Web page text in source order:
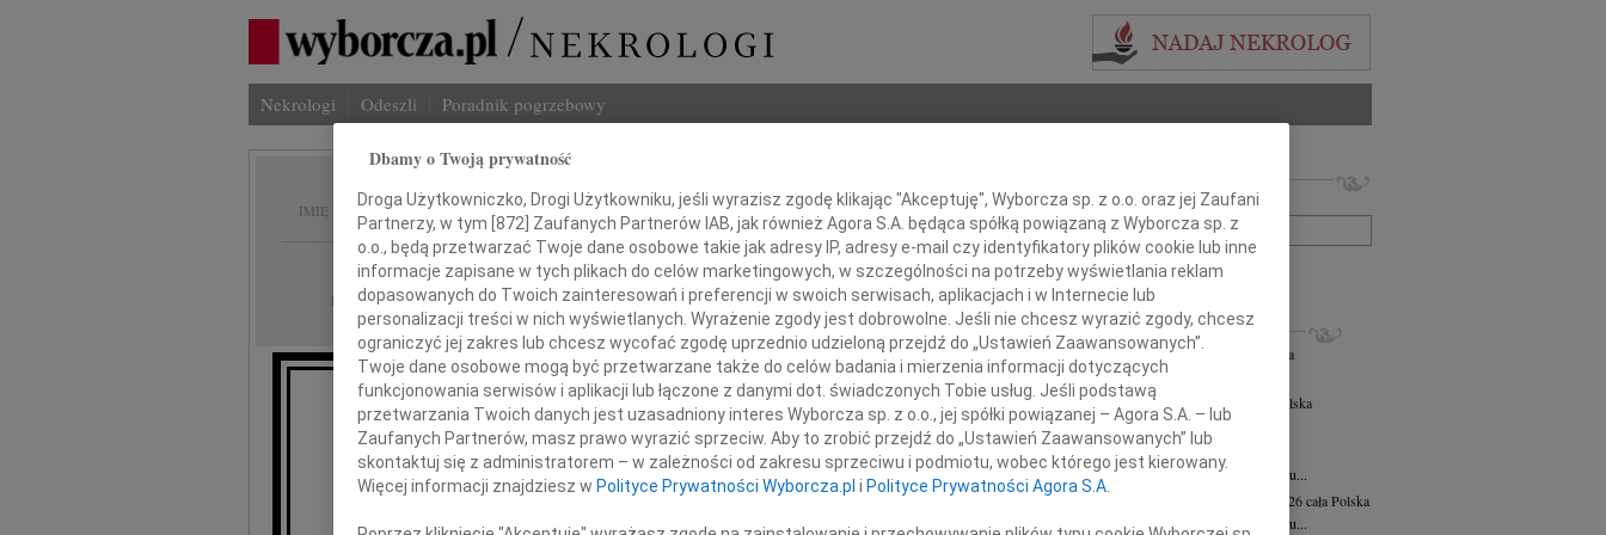
Nekrologi Odeszli Poradnik pogrzebowy
IMIĘ I NAZWISKO: Don Mccaskey
REGION: cała Polska
DATA EMISJI: 16.11.2009
Ze smutkiem zawiadamiamy, że w dniu 11 listopada 2009 roku
zmarł w Brnie, po ciężkiej chorobie, nasz Przyjaciel
Imię i nazwisko lub numer ogłoszenia:
+ szukanie zaawansowane
INNE NEKROLOGI
Andrzej Morozowski 06.08.2026
cała Polska
Dnia 4 sierpnia 2026 roku zmarł Andrzej...
Feliks Sapiński wiek: 69
cała Polska
3 sierpnia 2026r. zakończył swoją...
Józefa Marciniak
03.08.2026
Z żalem zawiadamiamy, że 26 lipca 2026 roku...
Wiesława (Sławka) Wierzchowska
31.07.2026cała Polska
20 lipca 2026 r odeszła z tego świata w wieku...
Dbamy o Twoją prywatność
Droga Użytkowniczko, Drogi Użytkowniku, jeśli wyrazisz zgodę klikając "Akceptuję", Wyborcza sp. z o.o. oraz jej Zaufani
Partnerzy, w tym [872] Zaufanych Partnerów IAB, jak również Agora S.A. będąca spółką powiązaną z Wyborcza sp. z
o.o., będą przetwarzać Twoje dane osobowe takie jak adresy IP, adresy e-mail czy identyfikatory plików cookie lub inne
informacje zapisane w tych plikach do celów marketingowych, w szczególności na potrzeby wyświetlania reklam
dopasowanych do Twoich zainteresowań i preferencji w swoich serwisach, aplikacjach i w Internecie lub
personalizacji treści w nich wyświetlanych. Wyrażenie zgody jest dobrowolne. Jeśli nie chcesz wyrazić zgody, chcesz
ograniczyć jej zakres lub chcesz wycofać zgodę uprzednio udzieloną przejdź do „Ustawień Zaawansowanych”.
Twoje dane osobowe mogą być przetwarzane także do celów badania i mierzenia informacji dotyczących
funkcjonowania serwisów i aplikacji lub łączone z danymi dot. świadczonych Tobie usług. Jeśli podstawą
przetwarzania Twoich danych jest uzasadniony interes Wyborcza sp. z o.o., jej spółki powiązanej – Agora S.A. – lub
Zaufanych Partnerów, masz prawo wyrazić sprzeciw. Aby to zrobić przejdź do „Ustawień Zaawansowanych” lub
skontaktuj się z administratorem – w zależności od zakresu sprzeciwu i podmiotu, wobec którego jest kierowany.
Więcej informacji znajdziesz w Polityce Prywatności Wyborcza.pl i Polityce Prywatności Agora S.A.